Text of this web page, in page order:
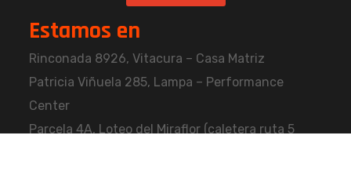
Estamos en
Rinconada 8926, Vitacura – Casa Matriz
Patricia Viñuela 285, Lampa – Performance
Center
Parcela 4A, Loteo del Miraflor (caletera ruta 5